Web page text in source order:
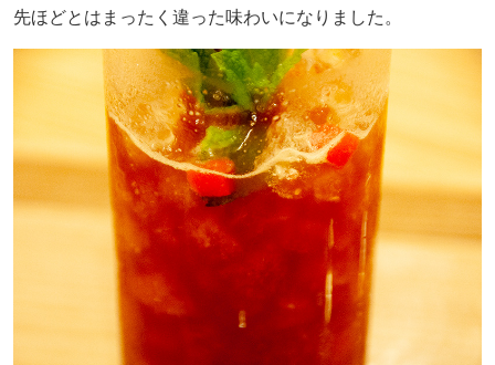
先ほどとはまったく違った味わいになりました。